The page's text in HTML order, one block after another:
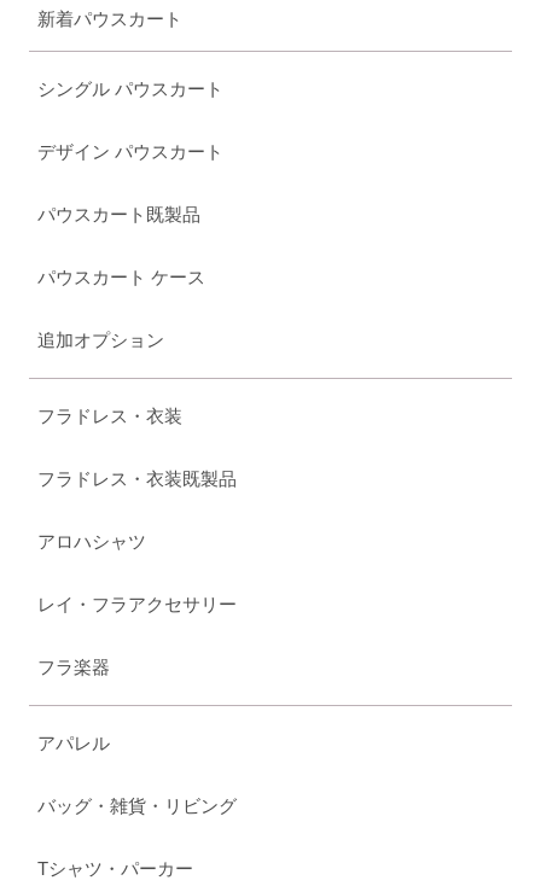
新着パウスカート
シングル パウスカート
デザイン パウスカート
パウスカート既製品
パウスカート ケース
追加オプション
フラドレス・衣装
フラドレス・衣装既製品
アロハシャツ
レイ・フラアクセサリー
フラ楽器
アパレル
バッグ・雑貨・リビング
Tシャツ・パーカー